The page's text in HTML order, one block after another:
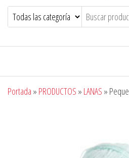
Portada » PRODUCTOS » LANAS »